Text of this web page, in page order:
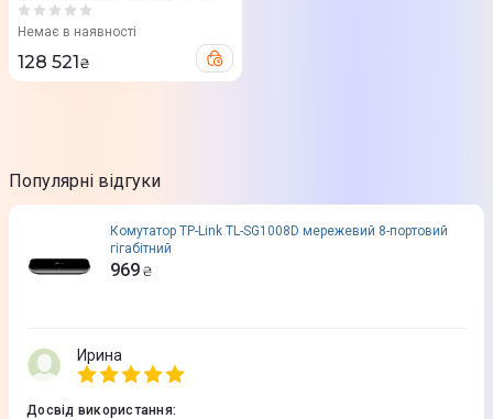
Немає в наявності
128 521₴
Популярні відгуки
Комутатор TP-Link TL-SG1008D мережевий 8-портовий
гігабітний
969 ₴
Ирина
Досвід використання: